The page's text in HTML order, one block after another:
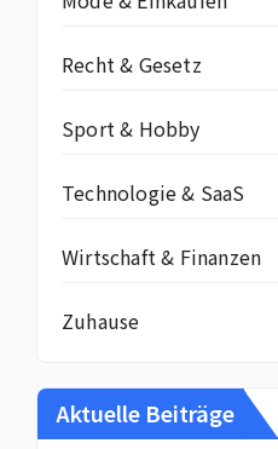
Recht & Gesetz
Sport & Hobby
Technologie & SaaS
Wirtschaft & Finanzen
Zuhause
Aktuelle Beiträge